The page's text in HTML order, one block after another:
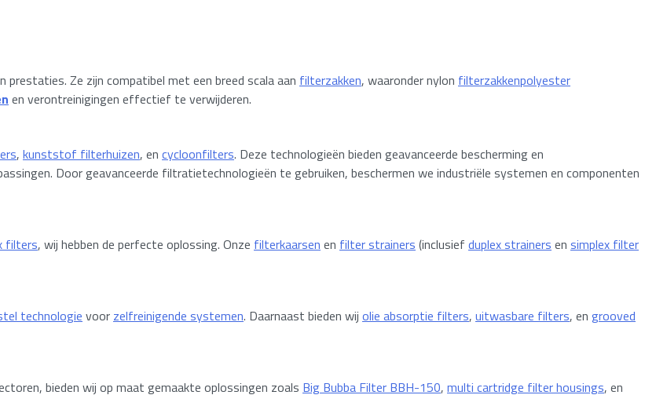
prestaties. Ze zijn compatibel met een breed scala aan filterzakken, waaronder nylon filterzakkenpolyester
en verontreinigingen effectief te verwijderen.
, kunststof filterhuizen, en cycloonfilters. Deze technologieën bieden geavanceerde bescherming en
Door geavanceerde filtratietechnologieën te gebruiken, beschermen we industriële systemen en componenten
filters, wij hebben de perfecte oplossing. Onze filterkaarsen en filter strainers (inclusief duplex strainers en simplex filter
technologie voor zelfreinigende systemen. Daarnaast bieden wij olie absorptie filters, uitwasbare filters, en grooved
bieden wij op maat gemaakte oplossingen zoals Big Bubba Filter BBH-150, multi cartridge filter housings, en